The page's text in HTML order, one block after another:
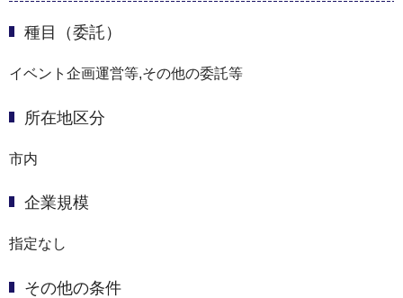
種目（委託）
イベント企画運営等,その他の委託等
所在地区分
市内
企業規模
指定なし
その他の条件